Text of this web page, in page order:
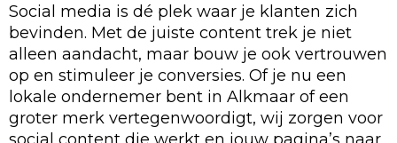
Social media is dé plek waar je klanten zich
bevinden. Met de juiste content trek je niet
alleen aandacht, maar bouw je ook vertrouwen
op en stimuleer je conversies. Of je nu een
lokale ondernemer bent in Alkmaar of een
groter merk vertegenwoordigt, wij zorgen voor